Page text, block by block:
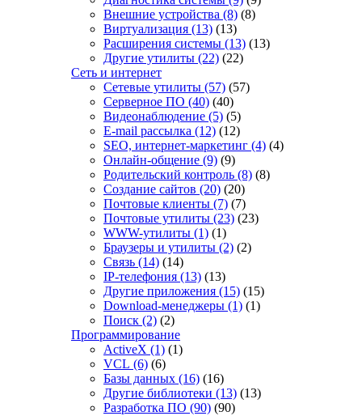
Внешние устройства (8) (8)
Виртуализация (13) (13)
Расширения системы (13) (13)
Другие утилиты (22) (22)
Сеть и интернет
Сетевые утилиты (57) (57)
Серверное ПО (40) (40)
Видеонаблюдение (5) (5)
E-mail рассылка (12) (12)
SEO, интернет-маркетинг (4) (4)
Онлайн-общение (9) (9)
Родительский контроль (8) (8)
Создание сайтов (20) (20)
Почтовые клиенты (7) (7)
Почтовые утилиты (23) (23)
WWW-утилиты (1) (1)
Браузеры и утилиты (2) (2)
Связь (14) (14)
IP-телефония (13) (13)
Другие приложения (15) (15)
Download-менеджеры (1) (1)
Поиск (2) (2)
Программирование
ActiveX (1) (1)
VCL (6) (6)
Базы данных (16) (16)
Другие библиотеки (13) (13)
Разработка ПО (90) (90)